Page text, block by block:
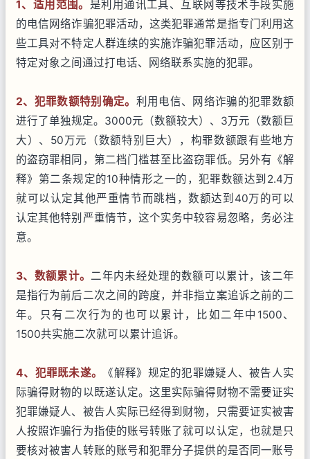
1、适用范围。 是利用通讯工具、互联网等技术手段实施
的电信网络诈骗犯罪活动，这类犯罪通常是指专门利用这
些工具对不特定人群连续的实施诈骗犯罪活动，应区别于
特定对象之间通过打电话、网络联系实施的犯罪。
2、犯罪数额特别确定。 利用电信、网络诈骗的犯罪数额
进行了单独规定。3000元（数额较大）、3万元（数额巨
大）、50万元（数额特别巨大），构罪数额跟有些地方
的盗窃罪相同，第二档门槛甚至比盗窃罪低。另外有《解
释》第二条规定的10种情形之一的，犯罪数额达到2.4万
就可以认定其他严重情节而跳档，数额达到40万的可以
认定其他特别严重情节，这个实务中较容易忽略，务必注
意。
3、数额累计。二年内未经处理的数额可以累计，该二年
是指行为前后二次之间的跨度，并非指立案追诉之前的二
年。只有二次行为的也可以累计，比如二年中1500、
1500共实施二次就可以累计追诉。
4、犯罪既未遂。
《解释》规定的犯罪嫌疑人、被告人实
际骗得财物的以既遂认定。这里实际骗得财物不需要证实
犯罪嫌疑人、被告人实际已经得到财物，只需要证实被害
人按照诈骗行为指使的账号转账了就可以认定，也就是只
要核对被害人转账的账号和犯罪分子提供的是否同一账号